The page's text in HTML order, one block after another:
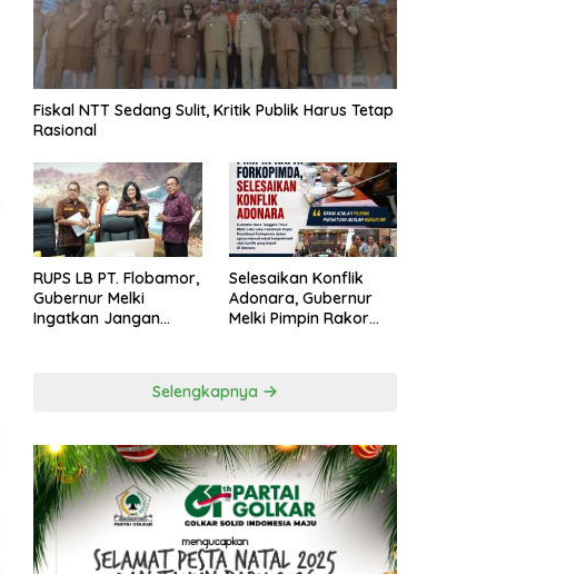
Fiskal NTT Sedang Sulit, Kritik Publik Harus Tetap
Rasional
RUPS LB PT. Flobamor,
Gubernur Melki
Ingatkan Jangan
Selesaikan Konflik
Adonara, Gubernur
Melki Pimpin Rakor
Selengkapnya